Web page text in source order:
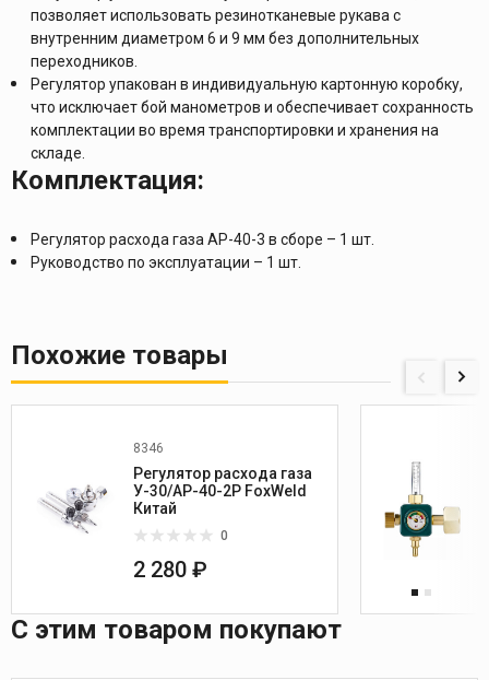
позволяет использовать резинотканевые рукава с
внутренним диаметром 6 и 9 мм без дополнительных
переходников.
Регулятор упакован в индивидуальную картонную коробку,
что исключает бой манометров и обеспечивает сохранность
комплектации во время транспортировки и хранения на
складе.
Комплектация:
Регулятор расхода газа АР-40-3 в сборе – 1 шт.
Руководство по эксплуатации – 1 шт.
Похожие товары
8346
Регулятор расхода газа
У-30/АР-40-2P FoxWeld
Китай
0
2 280 ₽
С этим товаром покупают